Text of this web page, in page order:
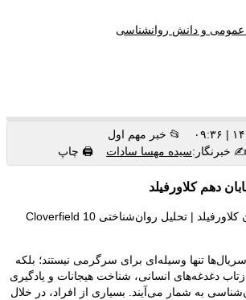
📂 خبر مهم اول
✍️ خبرنگار:سیده مهسا سادات 🖨 چاپ
تنها وسیله‌ای برای سرگرمی نیستند؛ بلکه
دغدغه‌های انسانی، شناخت هیجانات و یادگیری
به شمار می‌آیند. بسیاری از افراد، در خلال